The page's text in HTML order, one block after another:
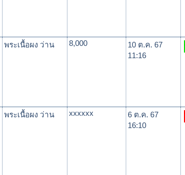
พระเนื้อผง ว่าน 8,000
10 ต.ค. 67
11:16
พระเนื้อผง ว่าน xxxxxx
6 ต.ค. 67
16:10